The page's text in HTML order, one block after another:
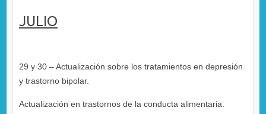
JULIO
29 y 30 – Actualización sobre los tratamientos en depresión
y trastorno bipolar.
Actualización en trastornos de la conducta alimentaria.